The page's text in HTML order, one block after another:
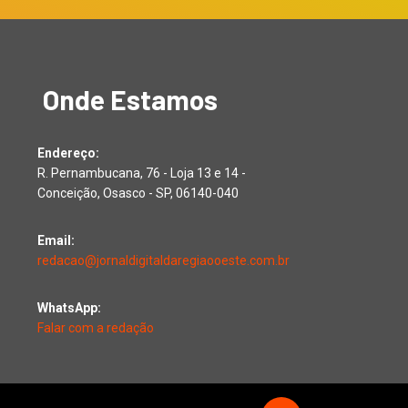
Onde Estamos
Endereço:
R. Pernambucana, 76 - Loja 13 e 14 -
Conceição, Osasco - SP, 06140-040
Email:
redacao@jornaldigitaldaregiaooeste.com.br
WhatsApp:
Falar com a redação